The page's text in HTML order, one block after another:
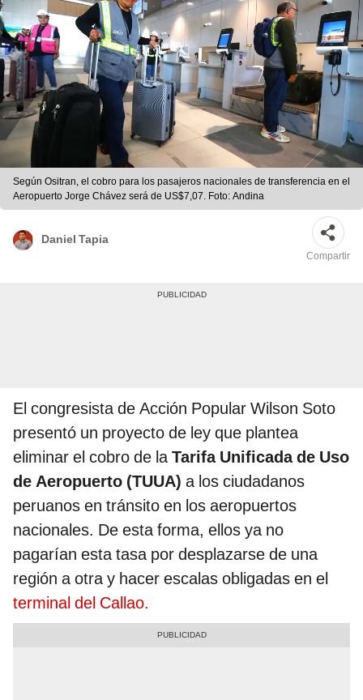
Según Ositran, el cobro para los pasajeros nacionales de transferencia en el
Aeropuerto Jorge Chávez será de US$7,07. Foto: Andina
Daniel Tapia
Compartir
El congresista de Acción Popular Wilson Soto
presentó un proyecto de ley que plantea
eliminar el cobro de laTarifa Unificada de Uso
de Aeropuerto (TUUA) a los ciudadanos
peruanos en tránsito en los aeropuertos
nacionales. De esta forma, ellos ya no
pagarían esta tasa por desplazarse de una
región a otra y hacer escalas obligadas en el
terminal del Callao.